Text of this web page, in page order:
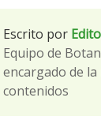
Escrito por
Equipo de
encargado de la
contenidos